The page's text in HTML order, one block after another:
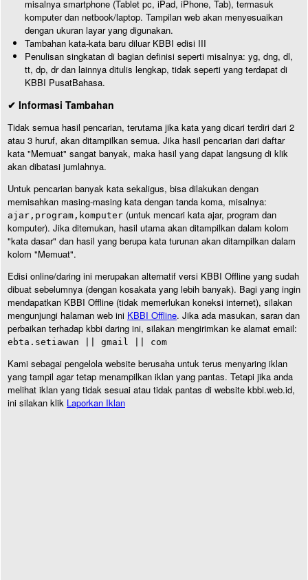
misalnya smartphone (Tablet pc, iPad, iPhone, Tab), termasuk
komputer dan netbook/laptop. Tampilan web akan menyesuaikan
dengan ukuran layar yang digunakan.
Tambahan kata-kata baru diluar KBBI edisi III
Penulisan singkatan di bagian definisi seperti misalnya: yg, dng, dl,
tt, dp, dr dan lainnya ditulis lengkap, tidak seperti yang terdapat di
KBBI PusatBahasa.
✔ Informasi Tambahan
Tidak semua hasil pencarian, terutama jika kata yang dicari terdiri dari 2
atau 3 huruf, akan ditampilkan semua. Jika hasil pencarian dari daftar
kata "Memuat" sangat banyak, maka hasil yang dapat langsung di klik
akan dibatasi jumlahnya.
Untuk pencarian banyak kata sekaligus, bisa dilakukan dengan
memisahkan masing-masing kata dengan tanda koma, misalnya:
ajar,program,komputer (untuk mencari kata ajar, program dan
komputer). Jika ditemukan, hasil utama akan ditampilkan dalam kolom
"kata dasar" dan hasil yang berupa kata turunan akan ditampilkan dalam
kolom "Memuat".
Edisi online/daring ini merupakan alternatif versi KBBI Offline yang sudah
dibuat sebelumnya (dengan kosakata yang lebih banyak). Bagi yang ingin
mendapatkan KBBI Offline (tidak memerlukan koneksi internet), silakan
mengunjungi halaman web ini KBBI Offline. Jika ada masukan, saran dan
perbaikan terhadap kbbi daring ini, silakan mengirimkan ke alamat email:
ebta.setiawan || gmail || com
Kami sebagai pengelola website berusaha untuk terus menyaring iklan
yang tampil agar tetap menampilkan iklan yang pantas. Tetapi jika anda
melihat iklan yang tidak sesuai atau tidak pantas di website kbbi.web.id,
ini silakan klik Laporkan Iklan